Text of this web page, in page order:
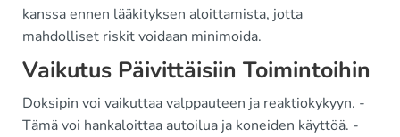
kanssa ennen lääkityksen aloittamista, jotta
mahdolliset riskit voidaan minimoida.
Vaikutus Päivittäisiin Toimintoihin
Doksipin voi vaikuttaa valppauteen ja reaktiokykyyn. -
Tämä voi hankaloittaa autoilua ja koneiden käyttöä. -